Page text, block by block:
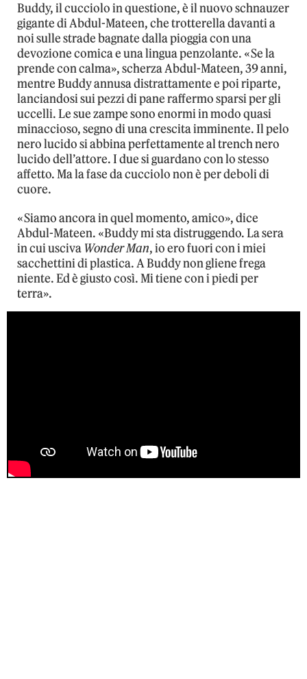
Buddy, il cucciolo in questione, è il nuovo schnauzer
gigante di Abdul-Mateen, che trotterella davanti a
noi sulle strade bagnate dalla pioggia con una
devozione comica e una lingua penzolante. «Se la
prende con calma», scherza Abdul-Mateen, 39 anni,
mentre Buddy annusa distrattamente e poi riparte,
lanciandosi sui pezzi di pane raffermo sparsi per gli
uccelli. Le sue zampe sono enormi in modo quasi
minaccioso, segno di una crescita imminente. Il pelo
nero lucido si abbina perfettamente al trench nero
lucido dell’attore. I due si guardano con lo stesso
affetto. Ma la fase da cucciolo non è per deboli di
cuore.
«Siamo ancora in quel momento, amico», dice
Abdul-Mateen. «Buddy mi sta distruggendo. La sera
in cui usciva Wonder Man, io ero fuori con i miei
sacchettini di plastica. A Buddy non gliene frega
niente. Ed è giusto così. Mi tiene con i piedi per
terra».